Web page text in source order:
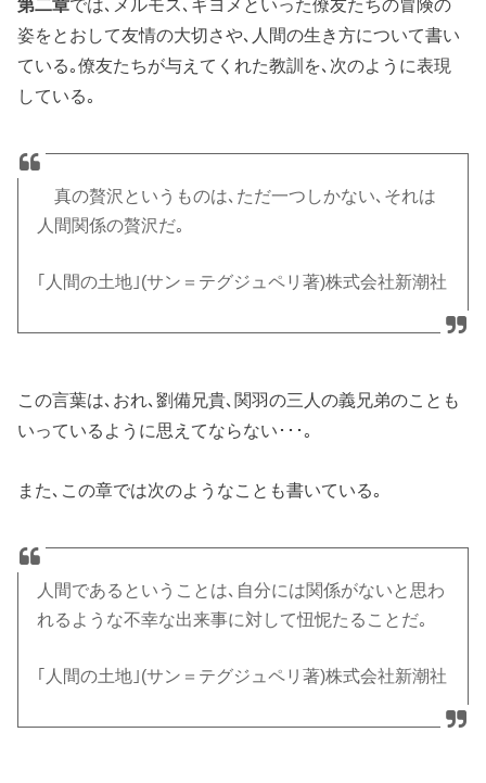
第二章では､メルモス､ギヨメといった僚友たちの冒険の
姿をとおして友情の大切さや､人間の生き方について書い
ている｡僚友たちが与えてくれた教訓を､次のように表現
している｡
真の贅沢というものは､ただ一つしかない､それは
人間関係の贅沢だ｡
｢人間の土地｣(サン＝テグジュペリ著)株式会社新潮社
この言葉は､おれ､劉備兄貴､関羽の三人の義兄弟のことも
いっているように思えてならない･･･｡
また､この章では次のようなことも書いている｡
人間であるということは､自分には関係がないと思わ
れるような不幸な出来事に対して忸怩たることだ｡
｢人間の土地｣(サン＝テグジュペリ著)株式会社新潮社